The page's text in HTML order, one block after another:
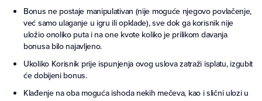
Bonus ne postaje manipulativan (nije moguće njegovo povlačenje,
već samo ulaganje u igru ili opklade), sve dok ga korisnik nije
uložio onoliko puta i na one kvote koliko je prilikom davanja
bonusa bilo najavljeno.
Ukoliko Korisnik prije ispunjenja ovog uslova zatraži isplatu, izgubit
će dobijeni bonus.
Klađenje na oba moguća ishoda nekih mečeva, kao i slični ulozi u